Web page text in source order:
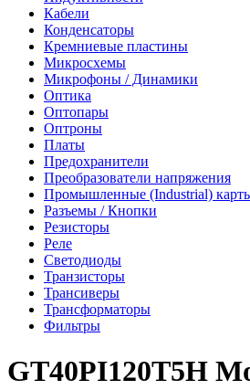
Кабели
Конденсаторы
Кремниевые пластины
Микросхемы
Микрофоны / Динамики
Оптика
Оптопары
Оптроны
Платы
Предохранители
Преобразователи напряжения
Промышленные (Industrial)
Разъемы / Кнопки
Резисторы
Реле
Светодиоды
Транзисторы
Трансиверы
Трансформаторы
Фильтры
GT40PI120T5H